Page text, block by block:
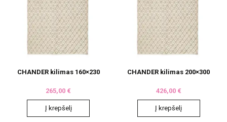
CHANDER kilimas 160×230
265,00 €
Į krepšelį
CHANDER kilimas 200×300
426,00 €
Į krepšelį